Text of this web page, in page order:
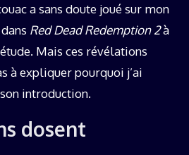
a sans doute joué sur mon
Red Dead Redemption 2à
Mais ces révélations
à expliquer pourquoi j’ai
introduction.
dosent